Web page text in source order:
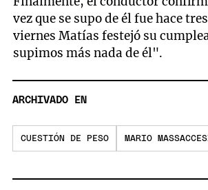
seconds
of
5
minutes,
49
seconds
vez que se supo de él fue hace
viernes Matías festejó su
supimos más nada de él".
ARCHIVADO EN
CUESTIÓN DE PESO MARIO